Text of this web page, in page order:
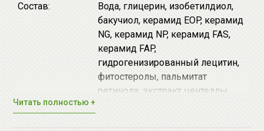
антиоксидантными свойствами, эффективно
предотвращает старение кожи нейтрализуя
действие свободных радикалов. Подходит для
чувствительной кожи, не вызывает
раздражение и шелушение, из-за чего его
называют мягкой альтернативой ретинолу.
Комплекс из 5 видов церамидов (церамид EOP,
церамид NG, церамид NP, церамид AG, церамид
Состав:
Вода, глицерин, изобетилдиол,
бакучиол, керамид EOP, керамид
NG, керамид NP, керамид FAS,
керамид FAP,
гидрогенизированный лецитин,
фитостеролы, пальмитат
ретинола, экстракт центеллы
Читать полностью +